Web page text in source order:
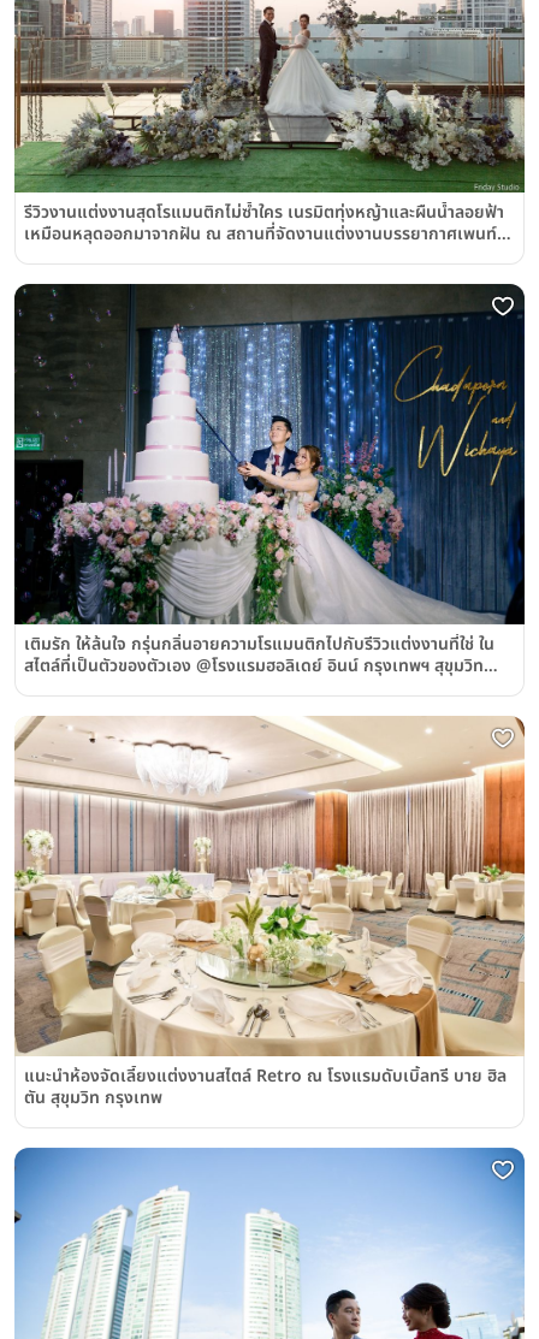
รีวิวงานแต่งงานสุดโรแมนติกไม่ซ้ำใคร เนรมิตทุ่งหญ้าและผืนน้ำลอยฟ้า
เหมือนหลุดออกมาจากฝัน ณ สถานที่จัดงานแต่งงานบรรยากาศเพนท์
เติมรัก ให้ล้นใจ กรุ่นกลิ่นอายความโรแมนติกไปกับรีวิวแต่งงานที่ใช่ ใน
สไตล์ที่เป็นตัวของตัวเอง @โรงแรมฮอลิเดย์ อินน์ กรุงเทพฯ สุขุมวิท
แนะนำห้องจัดเลี้ยงแต่งงานสไตล์ Retro ณ โรงแรมดับเบิ้ลทรี บาย ฮิล
ตัน สุขุมวิท กรุงเทพ